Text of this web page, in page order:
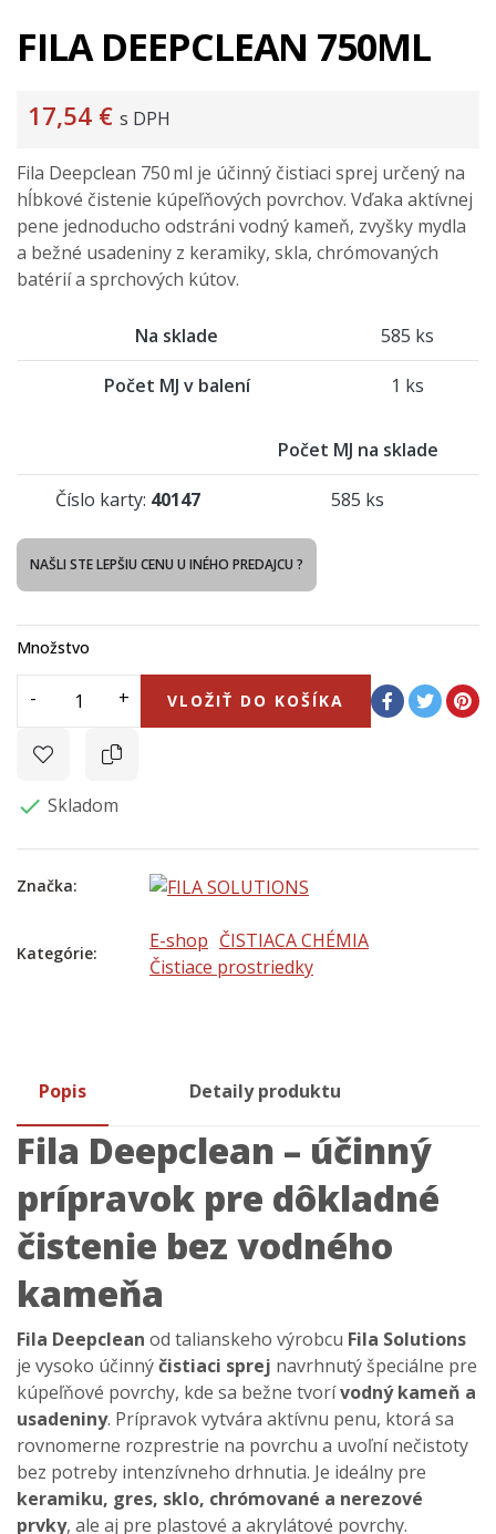
FILA DEEPCLEAN 750ML
17,54 € s DPH
Fila Deepclean 750 ml je účinný čistiaci sprej určený na
hĺbkové čistenie kúpeľňových povrchov. Vďaka aktívnej
pene jednoducho odstráni vodný kameň, zvyšky mydla
a bežné usadeniny z keramiky, skla, chrómovaných
batérií a sprchových kútov.
Na sklade 585 ks
Počet MJ v balení 1 ks
Počet MJ na sklade
Číslo karty: 40147 585 ks
NAŠLI STE LEPŠIU CENU U INÉHO PREDAJCU ?
Množstvo
VLOŽIŤ DO KOŠÍKA
 Skladom
Značka:
Kategórie:
E-shop ČISTIACA CHÉMIA
Čistiace prostriedky
Popis Detaily produktu
Fila Deepclean – účinný
prípravok pre dôkladné
čistenie bez vodného
kameňa
Fila Deepclean od talianskeho výrobcu Fila Solutions
je vysoko účinnýčistiaci sprej navrhnutý špeciálne pre
kúpeľňové povrchy, kde sa bežne tvorívodný kameň a
usadeniny. Prípravok vytvára aktívnu penu, ktorá sa
rovnomerne rozprestrie na povrchu a uvoľní nečistoty
bez potreby intenzívneho drhnutia. Je ideálny pre
keramiku, gres, sklo, chrómované a nerezové
prvky, ale aj pre plastové a akrylátové povrchy.